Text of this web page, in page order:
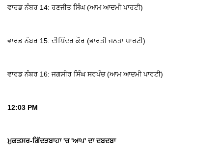
ਵਾਰਡ ਨੰਬਰ 14: ਰਣਜੀਤ ਸਿੰਘ (ਆਮ ਆਦਮੀ ਪਾਰਟੀ)
ਵਾਰਡ ਨੰਬਰ 15: ਦੀਪਿੰਦਰ ਕੌਰ (ਭਾਰਤੀ ਜਨਤਾ ਪਾਰਟੀ)
ਵਾਰਡ ਨੰਬਰ 16: ਜਗਸੀਰ ਸਿੰਘ ਸਰਪੰਚ (ਆਮ ਆਦਮੀ ਪਾਰਟੀ)
12:03 PM
ਮੁਕਤਸਰ-ਗਿੱਦੜਬਾਹਾ 'ਚ 'ਆਪ' ਦਾ ਦਬਦਬਾ